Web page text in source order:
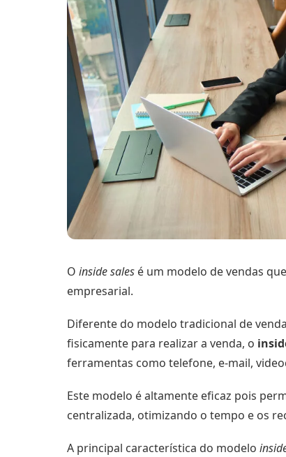
O inside sales é um modelo de vendas
empresarial.
Diferente do modelo tradicional de
fisicamente para realizar a venda, o
ferramentas como telefone, e-mail,
Este modelo é altamente eficaz pois
centralizada, otimizando o tempo e os
A principal característica do modelo